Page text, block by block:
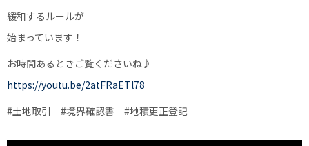
緩和するルールが
始まっています！
お時間あるときご覧くださいね♪
https://youtu.be/2atFRaETl78
#土地取引
#境界確認書 #地積更正登記